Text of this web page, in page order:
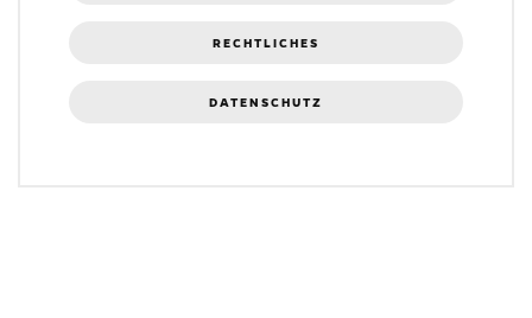
RECHTLICHES
DATENSCHUTZ